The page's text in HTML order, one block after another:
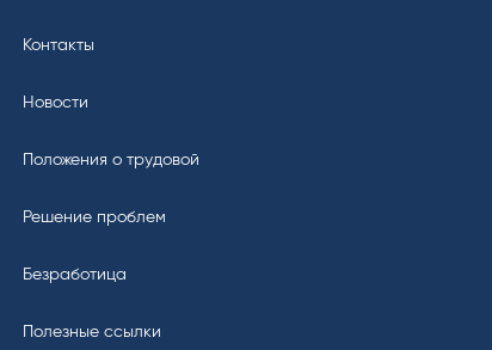
Контакты
Новости
Положения о трудовой
Решение проблем
Безработица
Полезные ссылки